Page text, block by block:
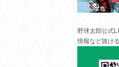
野球太郎公式
情報など抜け